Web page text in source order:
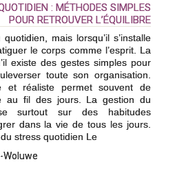
: MÉTHODES SIMPLES
POUR RETROUVER L’ÉQUILIBRE
mais lorsqu’il s’installe
le corps comme l’esprit. La
existe des gestes simples pour
toute son organisation.
et réaliste permet souvent de
au fil des jours. La gestion du
surtout sur des habitudes
dans la vie de tous les jours.
stress quotidien Le
Woluwe